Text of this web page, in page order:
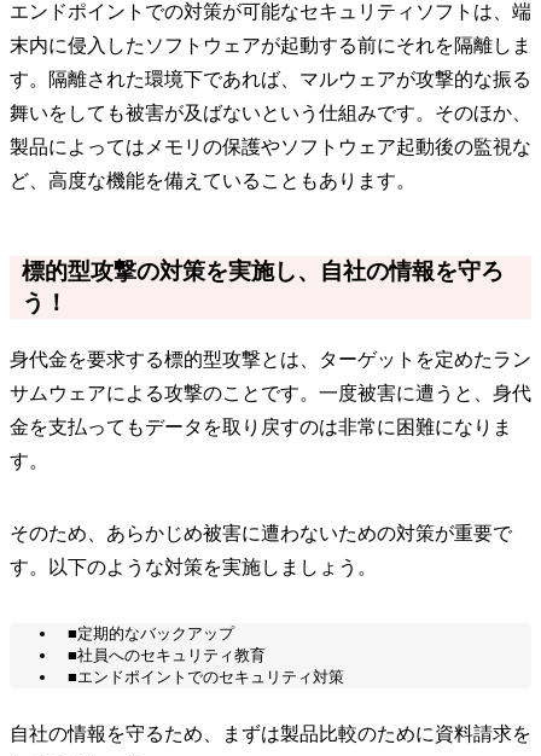
エンドポイントでの対策が可能なセキュリティソフトは、端
末内に侵入したソフトウェアが起動する前にそれを隔離しま
す。隔離された環境下であれば、マルウェアが攻撃的な振る
舞いをしても被害が及ばないという仕組みです。そのほか、
製品によってはメモリの保護やソフトウェア起動後の監視な
ど、高度な機能を備えていることもあります。
標的型攻撃の対策を実施し、自社の情報を守ろ
う！
身代金を要求する標的型攻撃とは、ターゲットを定めたラン
サムウェアによる攻撃のことです。一度被害に遭うと、身代
金を支払ってもデータを取り戻すのは非常に困難になりま
す。
そのため、あらかじめ被害に遭わないための対策が重要で
す。以下のような対策を実施しましょう。
■定期的なバックアップ
■社員へのセキュリティ教育
■エンドポイントでのセキュリティ対策
自社の情報を守るため、まずは製品比較のために資料請求を